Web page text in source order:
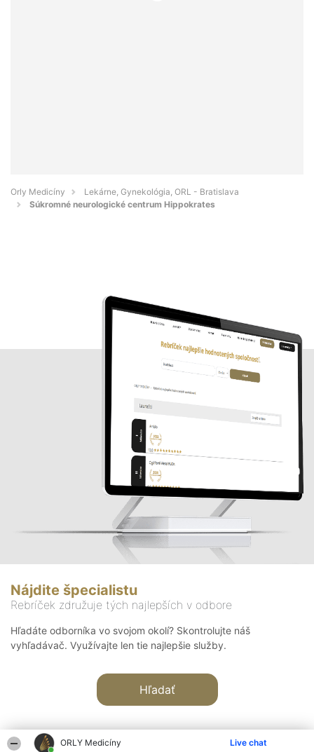
ORLY Medicíny Live chat
Orly Medicíny
Lekárne, Gynekológia, ORL - Bratislava
Súkromné neurologické centrum Hippokrates
Nájdite špecialistu
Rebríček združuje tých najlepších v odbore
Hľadáte odborníka vo svojom okolí? Skontrolujte náš
vyhľadávač. Využívajte len tie najlepšie služby.
Hľadať